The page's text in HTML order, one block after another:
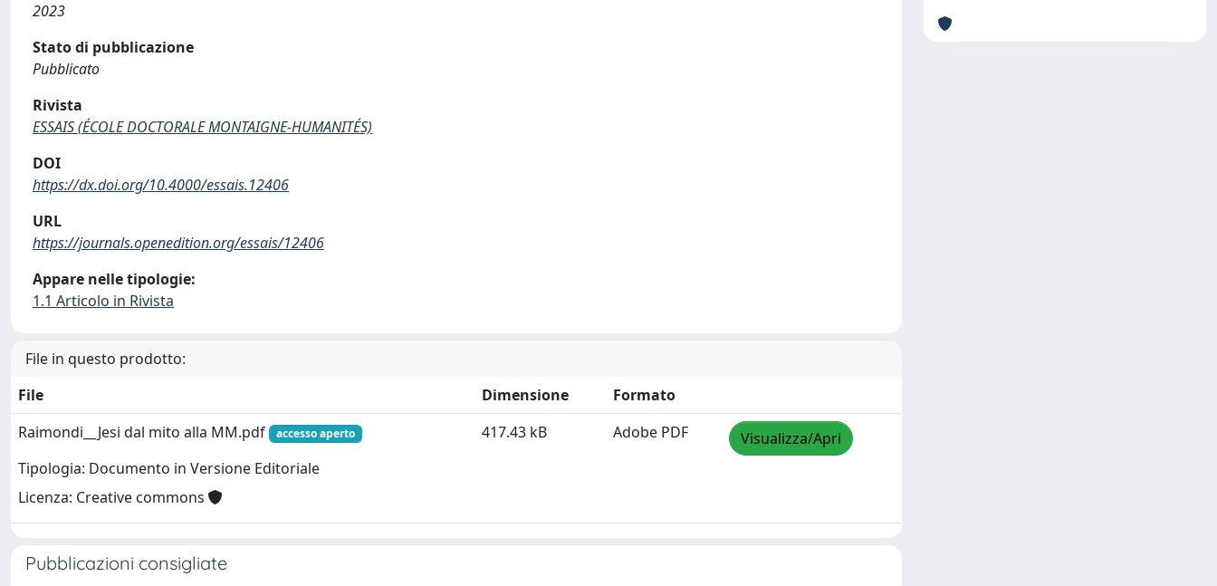
2023
Stato di pubblicazione
Pubblicato
Rivista
ESSAIS (ÉCOLE DOCTORALE MONTAIGNE-HUMANITÉS)
DOI
https://dx.doi.org/10.4000/essais.12406
URL
https://journals.openedition.org/essais/12406
Appare nelle tipologie:
1.1 Articolo in Rivista
File in questo prodotto:
File
Dimensione
Formato
Raimondi__Jesi dal mito alla MM.pdf
accesso aperto
Tipologia: Documento in Versione Editoriale
Licenza: Creative commons
417.43 kB Adobe PDF Visualizza/Apri
Pubblicazioni consigliate